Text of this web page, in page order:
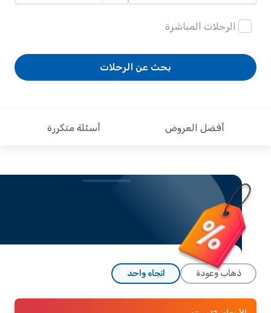
الرحلات المباشرة
بحث عن الرحلات
أفضل العروض أسئلة متكررة
ذهاب وعودة اتجاه واحد